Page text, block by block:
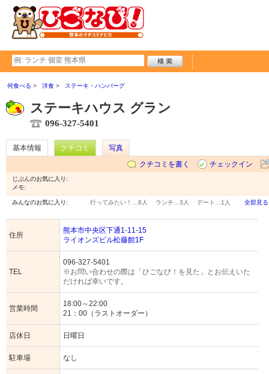
何食べる 洋食 ステーキ・ハンバーグ
ステーキハウス グラン
096-327-5401
基本情報 クチコミ
写真
クチコミを書く
チェックイン
じぶんのお気に入り:
メモ:
みんなのお気に入り: 行ってみたい！… 8人 ランチ… 3人 デート… 1人 全部見る
住所
熊本市中央区下通1-11-15
ライオンズビル松藤館1F
TEL
096-327-5401
※お問い合わせの際は「ひごなび！を見た」とお伝えいた
だければ幸いです。
営業時間
18:00～22:00
21：00（ラストオーダー）
店休日 日曜日
駐車場 なし